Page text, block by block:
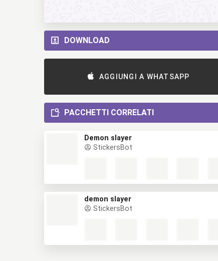
DOWNLOAD
AGGIUNGI A WHATSAPP
PACCHETTI CORRELATI
Demon slayer
StickersBot
demon slayer
StickersBot